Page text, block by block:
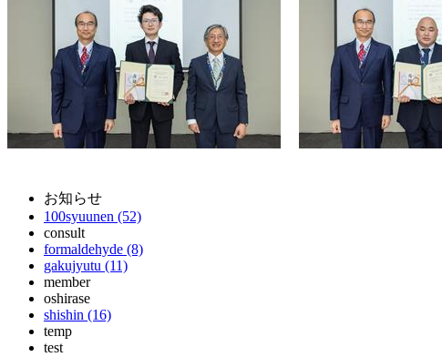
お知らせ
100syuunen (52)
consult
formaldehyde (8)
gakujyutu (11)
member
oshirase
shishin (16)
temp
test